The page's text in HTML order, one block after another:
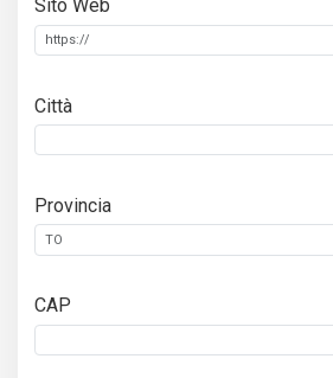
Sito Web
Città
Provincia
CAP